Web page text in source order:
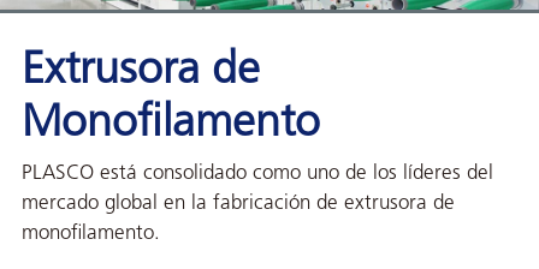
Extrusora de
Monofilamento
PLASCO está consolidado como uno de los líderes del
mercado global en la fabricación de extrusora de
monofilamento.